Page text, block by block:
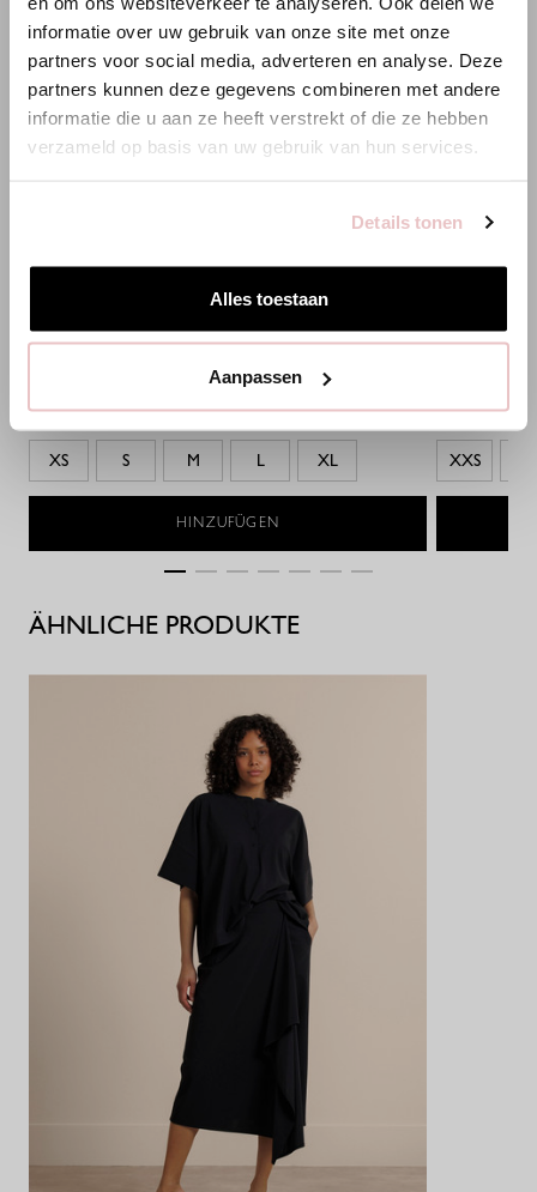
informatie over uw gebruik van onze site met onze
partners voor social media, adverteren en analyse. Deze
partners kunnen deze gegevens combineren met andere
informatie die u aan ze heeft verstrekt of die ze hebben
verzameld op basis van uw gebruik van hun services.
Details tonen
Alles toestaan
Aanpassen
XS S M L XL
HINZUFÜGEN
XXS
ÄHNLICHE PRODUKTE
Es scheint, dass du uns von einem anderen Land aus
Bist du am richtigen Ort?
Zur niederländischen Seite wechseln